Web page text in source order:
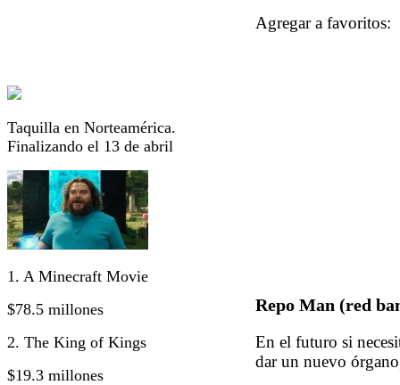
Taquilla en Norteamérica.
Finalizando el 13 de abril
1. A Minecraft Movie
$78.5 millones
2. The King of Kings
$19.3 millones
Agregar a
Repo Man (red
En el futuro si
dar un nuevo